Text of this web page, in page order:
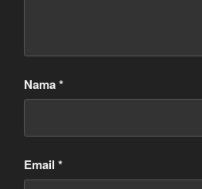
Nama*
Email *